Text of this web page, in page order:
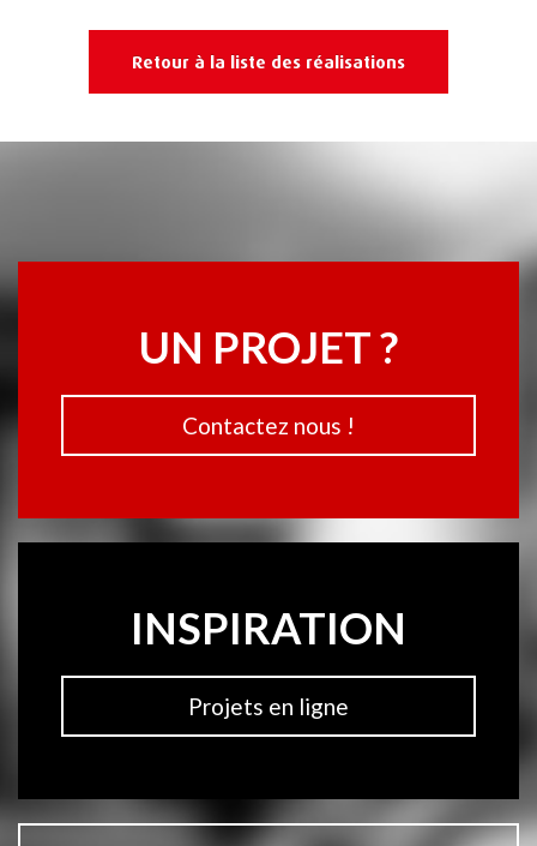
Retour à la liste des réalisations
UN PROJET ?
Contactez nous !
INSPIRATION
Projets en ligne